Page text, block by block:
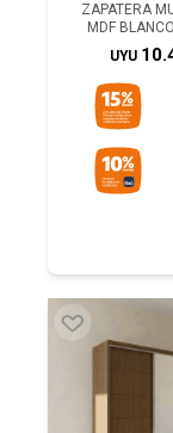
ZAPATERA
MDF
UYU